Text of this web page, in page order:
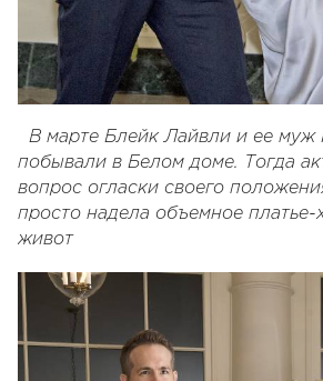
В марте Блейк Лайвли и ее муж
побывали в Белом доме. Тогда
вопрос огласки своего
просто надела объемное платье-
живот